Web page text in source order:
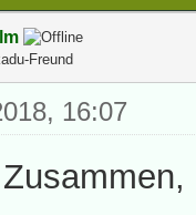
Freund
16:07